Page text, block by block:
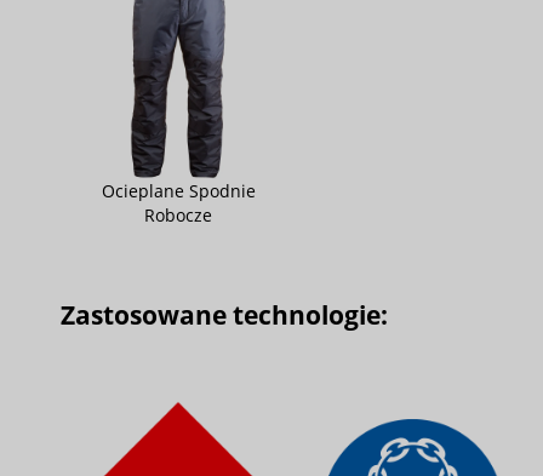
Ocieplane Spodnie
Robocze
Zastosowane technologie: